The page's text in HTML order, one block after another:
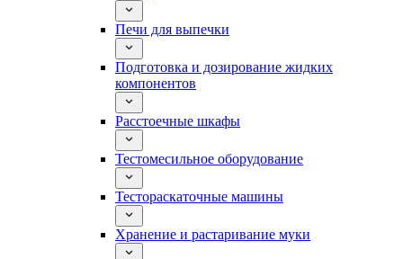
Печи для выпечки
Подготовка и дозирование жидких
компонентов
Расстоечные шкафы
Тестомесильное оборудование
Тестораскаточные машины
Хранение и растаривание муки